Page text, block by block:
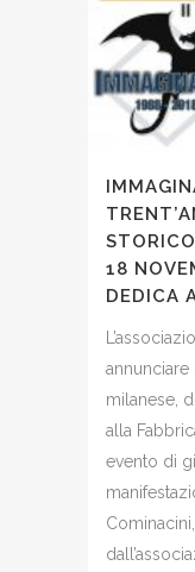
18
DEDICA
milanese,
alla
evento di